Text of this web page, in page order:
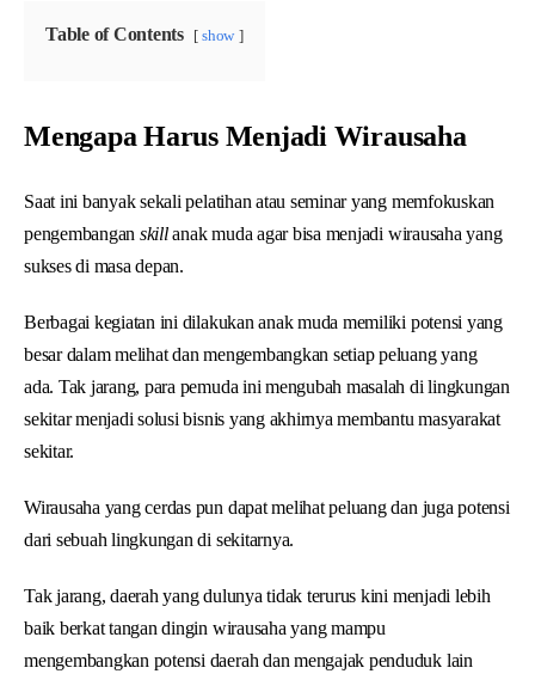
Table of Contents show
Mengapa Harus Menjadi Wirausaha
Saat ini banyak sekali pelatihan atau seminar yang memfokuskan
pengembangan skillanak muda agar bisa menjadi wirausaha yang
sukses di masa depan.
Berbagai kegiatan ini dilakukan anak muda memiliki potensi yang
besar dalam melihat dan mengembangkan setiap peluang yang
ada. Tak jarang, para pemuda ini mengubah masalah di lingkungan
sekitar menjadi solusi bisnis yang akhirnya membantu masyarakat
sekitar.
Wirausaha yang cerdas pun dapat melihat peluang dan juga potensi
dari sebuah lingkungan di sekitarnya.
Tak jarang, daerah yang dulunya tidak terurus kini menjadi lebih
baik berkat tangan dingin wirausaha yang mampu
mengembangkan potensi daerah dan mengajak penduduk lain